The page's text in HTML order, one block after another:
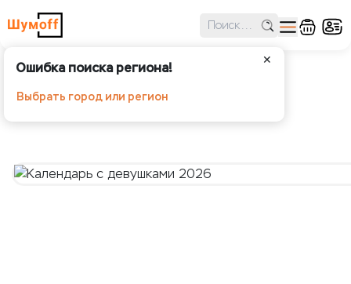
✕
Ошибка поиска региона!
Выбрать город или регион